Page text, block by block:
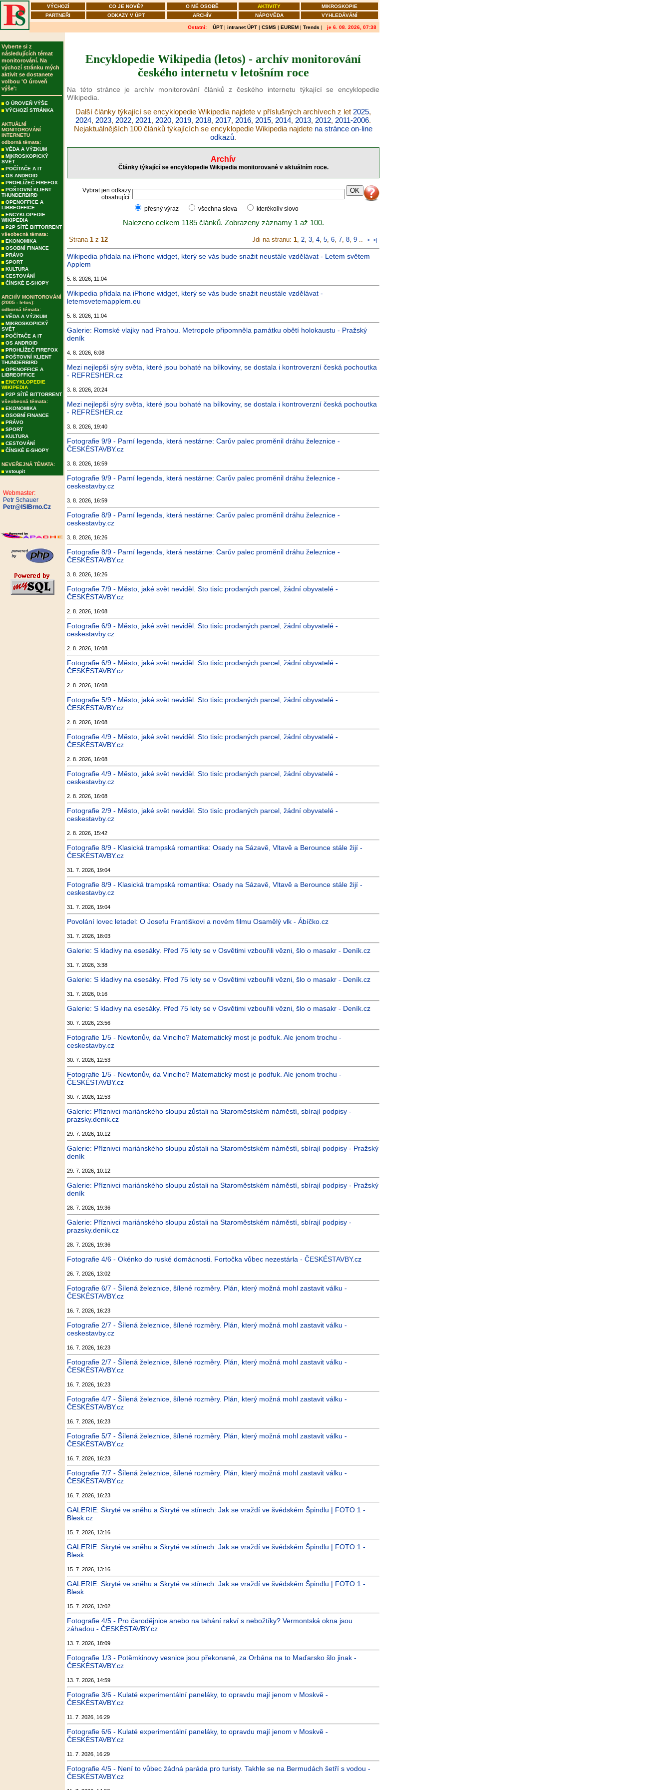
VÝCHOZÍ CO JE NOVÉ? O MÉ OSOBĚ AKTIVITY
MIKROSKOPIE
PARTNEŘI
ODKAZY V ÚPT ARCHÍV NÁPOVĚDA VYHLEDÁVÁNÍ
Ostatní: ÚPT | intranet ÚPT | CSMS | EUREM | Trends | je 6. 08. 2026, 07:38
Vyberte si z
následujících témat
monitorování. Na
výchozí stránku mých
aktivit se dostanete
volbou 'O úroveň
výše':
O ÚROVEŇ VÝŠE
VÝCHOZÍ STRÁNKA
AKTUÁLNÍ
MONITOROVÁNÍ
INTERNETU
odborná témata:
VĚDA A VÝZKUM
MIKROSKOPICKÝ
SVĚT
POČÍTAČE A IT
OS ANDROID
PROHLÍŽEČ FIREFOX
POŠTOVNÍ KLIENT
THUNDERBIRD
OPENOFFICE A
LIBREOFFICE
ENCYKLOPEDIE
WIKIPEDIA
P2P SÍTĚ BITTORRENT
všeobecná témata:
EKONOMIKA
OSOBNÍ FINANCE
PRÁVO
SPORT
KULTURA
CESTOVÁNÍ
ČÍNSKÉ E-SHOPY
ARCHÍV MONITOROVÁNÍ
(2005 - letos):
odborná témata:
VĚDA A VÝZKUM
MIKROSKOPICKÝ
SVĚT
POČÍTAČE A IT
OS ANDROID
PROHLÍŽEČ FIREFOX
POŠTOVNÍ KLIENT
THUNDERBIRD
OPENOFFICE A
LIBREOFFICE
ENCYKLOPEDIE
WIKIPEDIA
P2P SÍTĚ BITTORRENT
všeobecná témata:
EKONOMIKA
OSOBNÍ FINANCE
PRÁVO
SPORT
KULTURA
CESTOVÁNÍ
ČÍNSKÉ E-SHOPY
NEVEŘEJNÁ TÉMATA:
vstoupit
Webmaster:
Petr Schauer
Petr@ISIBrno.Cz
Encyklopedie Wikipedia (letos) - archív monitorování
českého internetu v letošním roce
Na této stránce je archív monitorování článků z českého internetu týkající se encyklopedie
Wikipedia.
Další články týkající se encyklopedie Wikipedia najdete v příslušných archívech z let 2025,
2024, 2023, 2022, 2021, 2020, 2019, 2018, 2017, 2016, 2015, 2014, 2013, 2012, 2011-2006.
Nejaktuálnějších 100 článků týkajících se encyklopedie Wikipedia najdete na stránce on-line
odkazů.
Archív
Články týkající se encyklopedie Wikipedia monitorované v aktuálním roce.
Vybrat jen odkazy
obsahující:
přesný výraz
všechna slova kterékoliv slovo
Nalezeno celkem 1185 článků. Zobrazeny záznamy 1 až 100.
Strana 1 z 12 Jdi na stranu: 1, 2, 3, 4, 5, 6, 7, 8, 9 .. > >|
Wikipedia přidala na iPhone widget, který se vás bude snažit neustále vzdělávat - Letem světem
Applem
5. 8. 2026, 11:04
Wikipedia přidala na iPhone widget, který se vás bude snažit neustále vzdělávat -
letemsvetemapplem.eu
5. 8. 2026, 11:04
Galerie: Romské vlajky nad Prahou. Metropole připomněla památku obětí holokaustu - Pražský
deník
4. 8. 2026, 6:08
Mezi nejlepší sýry světa, které jsou bohaté na bílkoviny, se dostala i kontroverzní česká pochoutka
- REFRESHER.cz
3. 8. 2026, 20:24
Mezi nejlepší sýry světa, které jsou bohaté na bílkoviny, se dostala i kontroverzní česká pochoutka
- REFRESHER.cz
3. 8. 2026, 19:40
Fotografie 9/9 - Parní legenda, která nestárne: Carův palec proměnil dráhu železnice -
ČESKÉSTAVBY.cz
3. 8. 2026, 16:59
Fotografie 9/9 - Parní legenda, která nestárne: Carův palec proměnil dráhu železnice -
ceskestavby.cz
3. 8. 2026, 16:59
Fotografie 8/9 - Parní legenda, která nestárne: Carův palec proměnil dráhu železnice -
ceskestavby.cz
3. 8. 2026, 16:26
Fotografie 8/9 - Parní legenda, která nestárne: Carův palec proměnil dráhu železnice -
ČESKÉSTAVBY.cz
3. 8. 2026, 16:26
Fotografie 7/9 - Město, jaké svět neviděl. Sto tisíc prodaných parcel, žádní obyvatelé -
ČESKÉSTAVBY.cz
2. 8. 2026, 16:08
Fotografie 6/9 - Město, jaké svět neviděl. Sto tisíc prodaných parcel, žádní obyvatelé -
ceskestavby.cz
2. 8. 2026, 16:08
Fotografie 6/9 - Město, jaké svět neviděl. Sto tisíc prodaných parcel, žádní obyvatelé -
ČESKÉSTAVBY.cz
2. 8. 2026, 16:08
Fotografie 5/9 - Město, jaké svět neviděl. Sto tisíc prodaných parcel, žádní obyvatelé -
ČESKÉSTAVBY.cz
2. 8. 2026, 16:08
Fotografie 4/9 - Město, jaké svět neviděl. Sto tisíc prodaných parcel, žádní obyvatelé -
ČESKÉSTAVBY.cz
2. 8. 2026, 16:08
Fotografie 4/9 - Město, jaké svět neviděl. Sto tisíc prodaných parcel, žádní obyvatelé -
ceskestavby.cz
2. 8. 2026, 16:08
Fotografie 2/9 - Město, jaké svět neviděl. Sto tisíc prodaných parcel, žádní obyvatelé -
ceskestavby.cz
2. 8. 2026, 15:42
Fotografie 8/9 - Klasická trampská romantika: Osady na Sázavě, Vltavě a Berounce stále žijí -
ČESKÉSTAVBY.cz
31. 7. 2026, 19:04
Fotografie 8/9 - Klasická trampská romantika: Osady na Sázavě, Vltavě a Berounce stále žijí -
ceskestavby.cz
31. 7. 2026, 19:04
Povolání lovec letadel: O Josefu Františkovi a novém filmu Osamělý vlk - Ábíčko.cz
31. 7. 2026, 18:03
Galerie: S kladivy na esesáky. Před 75 lety se v Osvětimi vzbouřili vězni, šlo o masakr - Deník.cz
31. 7. 2026, 3:38
Galerie: S kladivy na esesáky. Před 75 lety se v Osvětimi vzbouřili vězni, šlo o masakr - Deník.cz
31. 7. 2026, 0:16
Galerie: S kladivy na esesáky. Před 75 lety se v Osvětimi vzbouřili vězni, šlo o masakr - Deník.cz
30. 7. 2026, 23:56
Fotografie 1/5 - Newtonův, da Vinciho? Matematický most je podfuk. Ale jenom trochu -
ceskestavby.cz
30. 7. 2026, 12:53
Fotografie 1/5 - Newtonův, da Vinciho? Matematický most je podfuk. Ale jenom trochu -
ČESKÉSTAVBY.cz
30. 7. 2026, 12:53
Galerie: Příznivci mariánského sloupu zůstali na Staroměstském náměstí, sbírají podpisy -
prazsky.denik.cz
29. 7. 2026, 10:12
Galerie: Příznivci mariánského sloupu zůstali na Staroměstském náměstí, sbírají podpisy - Pražský
deník
29. 7. 2026, 10:12
Galerie: Příznivci mariánského sloupu zůstali na Staroměstském náměstí, sbírají podpisy - Pražský
deník
28. 7. 2026, 19:36
Galerie: Příznivci mariánského sloupu zůstali na Staroměstském náměstí, sbírají podpisy -
prazsky.denik.cz
28. 7. 2026, 19:36
Fotografie 4/6 - Okénko do ruské domácnosti. Fortočka vůbec nezestárla - ČESKÉSTAVBY.cz
26. 7. 2026, 13:02
Fotografie 6/7 - Šílená železnice, šílené rozměry. Plán, který možná mohl zastavit válku -
ČESKÉSTAVBY.cz
16. 7. 2026, 16:23
Fotografie 2/7 - Šílená železnice, šílené rozměry. Plán, který možná mohl zastavit válku -
ceskestavby.cz
16. 7. 2026, 16:23
Fotografie 2/7 - Šílená železnice, šílené rozměry. Plán, který možná mohl zastavit válku -
ČESKÉSTAVBY.cz
16. 7. 2026, 16:23
Fotografie 4/7 - Šílená železnice, šílené rozměry. Plán, který možná mohl zastavit válku -
ČESKÉSTAVBY.cz
16. 7. 2026, 16:23
Fotografie 5/7 - Šílená železnice, šílené rozměry. Plán, který možná mohl zastavit válku -
ČESKÉSTAVBY.cz
16. 7. 2026, 16:23
Fotografie 7/7 - Šílená železnice, šílené rozměry. Plán, který možná mohl zastavit válku -
ČESKÉSTAVBY.cz
16. 7. 2026, 16:23
GALERIE: Skryté ve sněhu a Skryté ve stínech: Jak se vraždí ve švédském Špindlu | FOTO 1 -
Blesk.cz
15. 7. 2026, 13:16
GALERIE: Skryté ve sněhu a Skryté ve stínech: Jak se vraždí ve švédském Špindlu | FOTO 1 -
Blesk
15. 7. 2026, 13:16
GALERIE: Skryté ve sněhu a Skryté ve stínech: Jak se vraždí ve švédském Špindlu | FOTO 1 -
Blesk
15. 7. 2026, 13:02
Fotografie 4/5 - Pro čarodějnice anebo na tahání rakví s nebožtíky? Vermontská okna jsou
záhadou - ČESKÉSTAVBY.cz
13. 7. 2026, 18:09
Fotografie 1/3 - Potěmkinovy vesnice jsou překonané, za Orbána na to Maďarsko šlo jinak -
ČESKÉSTAVBY.cz
13. 7. 2026, 14:59
Fotografie 3/6 - Kulaté experimentální paneláky, to opravdu mají jenom v Moskvě -
ČESKÉSTAVBY.cz
11. 7. 2026, 16:29
Fotografie 6/6 - Kulaté experimentální paneláky, to opravdu mají jenom v Moskvě -
ČESKÉSTAVBY.cz
11. 7. 2026, 16:29
Fotografie 4/5 - Není to vůbec žádná paráda pro turisty. Takhle se na Bermudách šetří s vodou -
ČESKÉSTAVBY.cz